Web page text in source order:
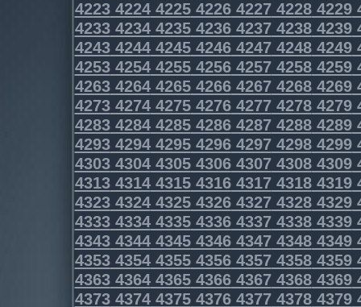
4223422442254226422742284229
4233423442354236423742384239
4243424442454246424742484249
4253425442554256425742584259
4263426442654266426742684269
4273427442754276427742784279
4283428442854286428742884289
4293429442954296429742984299
4303430443054306430743084309
4313431443154316431743184319
4323432443254326432743284329
4333433443354336433743384339
4343434443454346434743484349
4353435443554356435743584359
4363436443654366436743684369
4373437443754376437743784379